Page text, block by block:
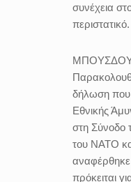
συνέχεια
περιστατικό.
δήλωση που
Εθνικής
στη Σύνοδο
του ΝΑΤΟ
αναφέρθηκε
πρόκειται